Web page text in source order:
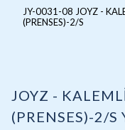
JY-0031-08 JOYZ -
(PRENSES)-2/S
JOYZ -
(PRENSES)-2/S